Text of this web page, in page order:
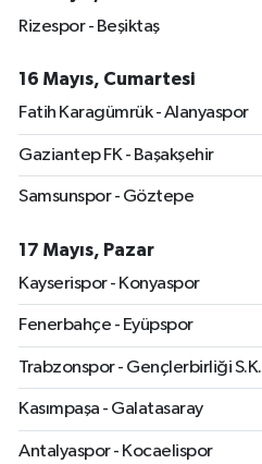
Rizespor - Beşiktaş
16 Mayıs, Cumartesi
Fatih Karagümrük - Alanyaspor
Gaziantep FK - Başakşehir
Samsunspor - Göztepe
17 Mayıs, Pazar
Kayserispor - Konyaspor
Fenerbahçe - Eyüpspor
Trabzonspor - Gençlerbirliği S.K.
Kasımpaşa - Galatasaray
Antalyaspor - Kocaelispor